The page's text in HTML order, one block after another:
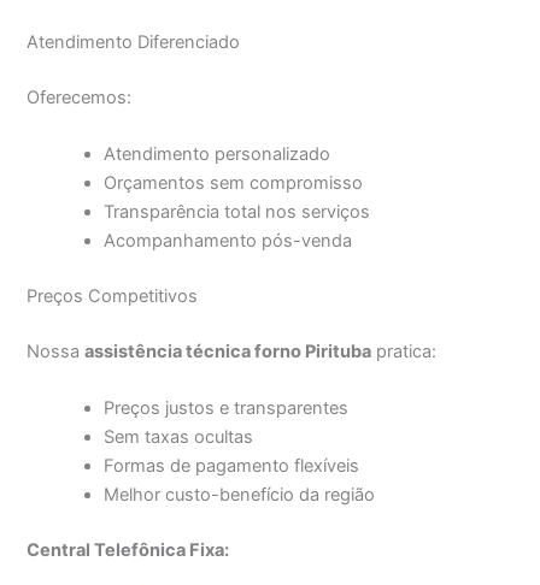
Atendimento Diferenciado
Oferecemos:
Atendimento personalizado
Orçamentos sem compromisso
Transparência total nos serviços
Acompanhamento pós-venda
Preços Competitivos
Nossaassistência técnica forno Pirituba pratica:
Preços justos e transparentes
Sem taxas ocultas
Formas de pagamento flexíveis
Melhor custo-benefício da região
Central Telefônica Fixa: